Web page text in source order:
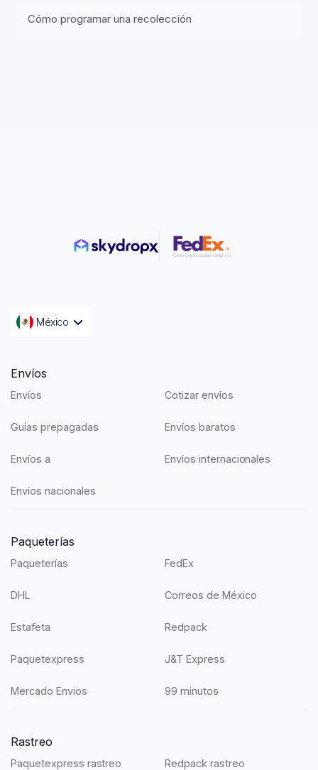
Cómo programar una recolección
México
Envíos
Envíos Cotizar envíos
Guías prepagadas Envíos baratos
Envíos a Envíos internacionales
Envíos nacionales
Paqueterías
Paqueterías FedEx
DHL Correos de México
Estafeta Redpack
Paquetexpress J&T Express
Mercado Envios 99 minutos
Rastreo
Paquetexpress rastreo Redpack rastreo